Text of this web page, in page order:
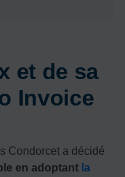
et de sa
Invoice
Condorcet a décidé
en adoptant la